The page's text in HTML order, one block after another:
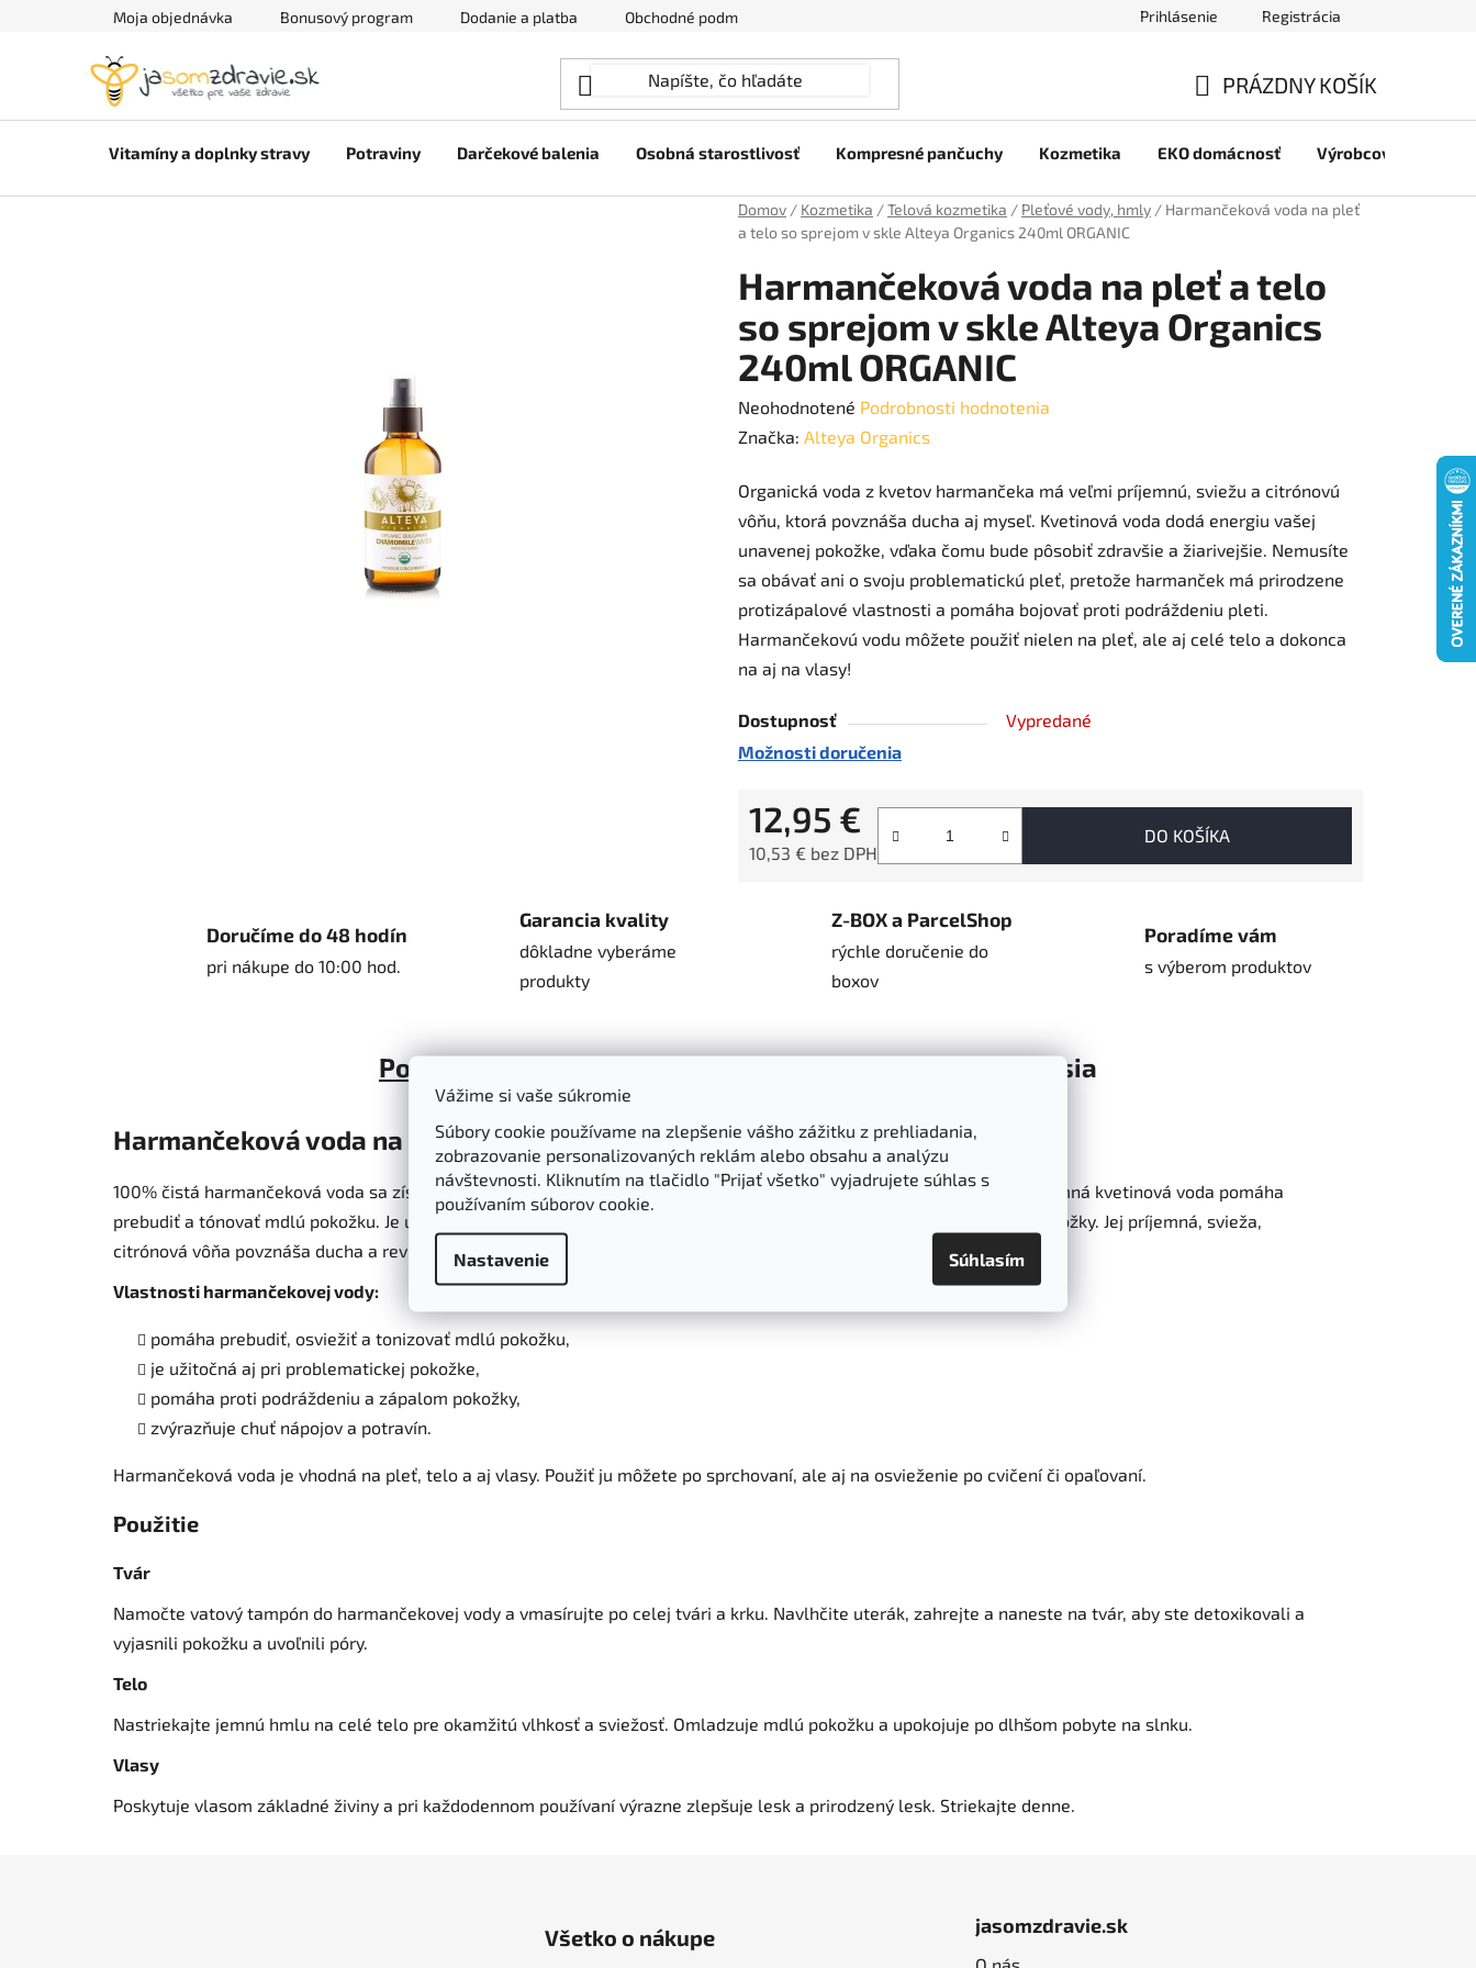
Vážime si vaše súkromie
Súbory cookie používame na zlepšenie vášho zážitku z prehliadania,
zobrazovanie personalizovaných reklám alebo obsahu a analýzu
návštevnosti. Kliknutím na tlačidlo "Prijať všetko" vyjadrujete súhlas s
používaním súborov cookie.
Nastavenie Súhlasím
Moja objednávka Bonusový program Dodanie a platba Obchodné podmienky Prihlásenie Registrácia
KOŠÍK
PRÁZDNY KOŠÍK
Vitamíny a doplnky stravy Potraviny Darčekové balenia Osobná starostlivosť Kompresné pančuchy Kozmetika EKO domácnosť Výrobcovia
Domov / Kozmetika /Telová kozmetika / Pleťové vody, hmly / Harmančeková voda na pleť
a telo so sprejom v skle Alteya Organics 240ml ORGANIC
Harmančeková voda na pleť a telo
so sprejom v skle Alteya Organics
240ml ORGANIC
Priemerné
hodnotenie
je
0,0
z
5
hviezdičiek.
Neohodnotené Podrobnosti hodnotenia
Značka: Alteya Organics
Organická voda z kvetov harmančeka má veľmi príjemnú, sviežu a citrónovú
vôňu, ktorá povznáša ducha aj myseľ. Kvetinová voda dodá energiu vašej
unavenej pokožke, vďaka čomu bude pôsobiť zdravšie a žiarivejšie. Nemusíte
sa obávať ani o svoju problematickú pleť, pretože harmanček má prirodzene
protizápalové vlastnosti a pomáha bojovať proti podráždeniu pleti.
Harmančekovú vodu môžete použiť nielen na pleť, ale aj celé telo a dokonca
na aj na vlasy!
Dostupnosť
Vypredané
Možnosti doručenia
12,95 €
10,53 € bez DPH
DO KOŠÍKA
Doručíme do 48 hodín
pri nákupe do 10:00 hod.
Garancia kvality
dôkladne vyberáme
produkty
Z-BOX a ParcelShop
rýchle doručenie do
boxov
Poradíme vám
s výberom produktov
Popis Parametre Hodnotenie Diskusia
Harmančeková voda na pleť a telo so sprejom v skle Alteya Organics 240ml
100% čistá harmančeková voda sa získava parnou destiláciou čerstvých organických kvetov harmančeka. Táto veľmi jemná kvetinová voda pomáha
prebudiť a tónovať mdlú pokožku. Je užitočná aj pri problematickej pokožke a pomáha proti podráždeniu a zápalom pokožky. Jej príjemná, svieža,
citrónová vôňa povznáša ducha a revitalizuje myseľ.
Vlastnosti harmančekovej vody:
pomáha prebudiť, osviežiť a tonizovať mdlú pokožku,
je užitočná aj pri problematickej pokožke,
pomáha proti podráždeniu a zápalom pokožky,
zvýrazňuje chuť nápojov a potravín.
Harmančeková voda je vhodná na pleť, telo a aj vlasy. Použiť ju môžete po sprchovaní, ale aj na osvieženie po cvičení či opaľovaní.
Použitie
Tvár
Namočte vatový tampón do harmančekovej vody a vmasírujte po celej tvári a krku. Navlhčite uterák, zahrejte a naneste na tvár, aby ste detoxikovali a
vyjasnili pokožku a uvoľnili póry.
Telo
Nastriekajte jemnú hmlu na celé telo pre okamžitú vlhkosť a sviežosť. Omladzuje mdlú pokožku a upokojuje po dlhšom pobyte na slnku.
Vlasy
Poskytuje vlasom základné živiny a pri každodennom používaní výrazne zlepšuje lesk a prirodzený lesk. Striekajte denne.
Všetko o nákupe jasomzdravie.sk